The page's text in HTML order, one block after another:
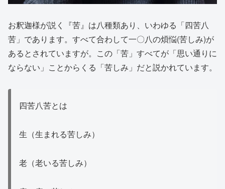
お釈迦様が説く『苦』は八種類あり、いわゆる「四苦八
苦」であります。すべて合わして一〇八の煩悩(苦しみ)が
あるとされていますが。この「苦」すべてが「思い通りに
ならない」ことからくる「苦しみ」だと説かれています。
四苦八苦とは
生（生まれる苦しみ）
老（老いる苦しみ）